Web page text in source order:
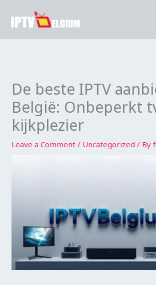
content
De beste IPTV
België: Onbeperkt
kijkplezier
Leave a Comment / Uncategorized / By